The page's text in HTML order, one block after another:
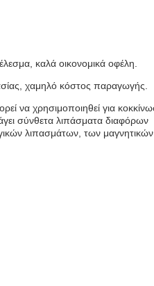
καλά οικονομικά οφέλη.
χαμηλό κόστος παραγωγής.
να χρησιμοποιηθεί για
σύνθετα λιπάσματα διαφόρων
λιπασμάτων, των μαγνητικών